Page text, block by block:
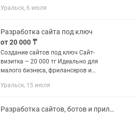
порталы — SaaS, CRM/ERP-системы —
Уральск, 6 июля
Разработка сайта под ключ
от 20 000 ₸
Создание сайтов под ключ Сайт-
визитка – 20 000 тг Идеально для
малого бизнеса, фрилансеров и
Адаптивный дизайн 3-5 страниц (О нас,
Уральск, 15 июля
Разработка сайтов, ботов и приложений